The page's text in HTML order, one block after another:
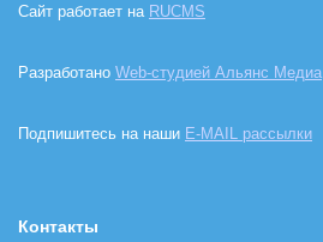
Сайт работает на RUCMS
Разработано Web-студией Альянс Медиа
Подпишитесь на наши E-MAIL рассылки
Контакты